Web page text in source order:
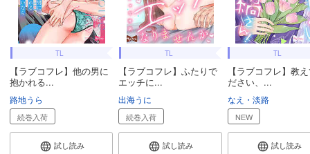
TL
【ラブコフレ】他の男に
抱かれる...
路地うら
続巻入荷
試し読み
TL
【ラブコフレ】ふたりで
エッチに...
出海うに
続巻入荷
試し読み
TL
【ラブコフレ】教
ださい、...
なえ・淡路
NEW
試し読み